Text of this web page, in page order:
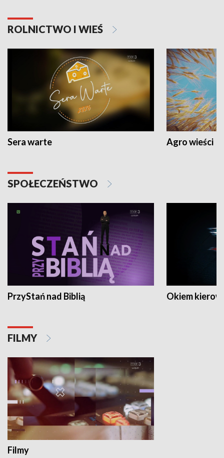
ROLNICTWO I WIEŚ
Sera warte Agro wieści
SPOŁECZEŃSTWO
PrzyStań nad Biblią Okiem
FILMY
Filmy